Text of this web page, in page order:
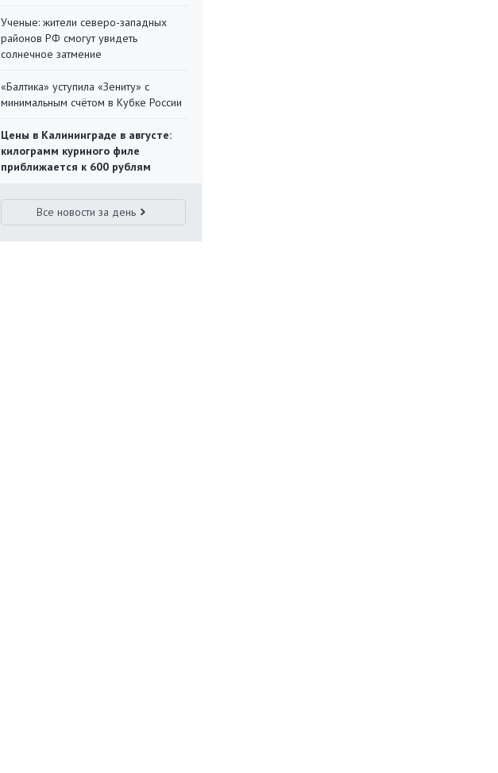
Ученые: жители северо-западных
районов РФ смогут увидеть
солнечное затмение
«Балтика» уступила «Зениту» с
минимальным счётом в Кубке России
Цены в Калининграде в августе:
килограмм куриного филе
приближается к 600 рублям
Все новости за день